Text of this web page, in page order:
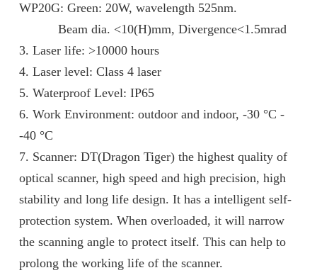
WP20G: Green: 20W, wavelength 525nm.
Beam dia. <10(H)mm, Divergence<1.5mrad
3. Laser life: >10000 hours
4. Laser level: Class 4 laser
5. Waterproof Level: IP65
6. Work Environment: outdoor and indoor, -30 °C -
-40 °C
7. Scanner: DT(Dragon Tiger) the highest quality of
optical scanner, high speed and high precision, high
stability and long life design. It has a intelligent self-
protection system. When overloaded, it will narrow
the scanning angle to protect itself. This can help to
prolong the working life of the scanner.